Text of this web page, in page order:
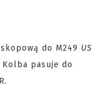
do M249 US
pasuje do